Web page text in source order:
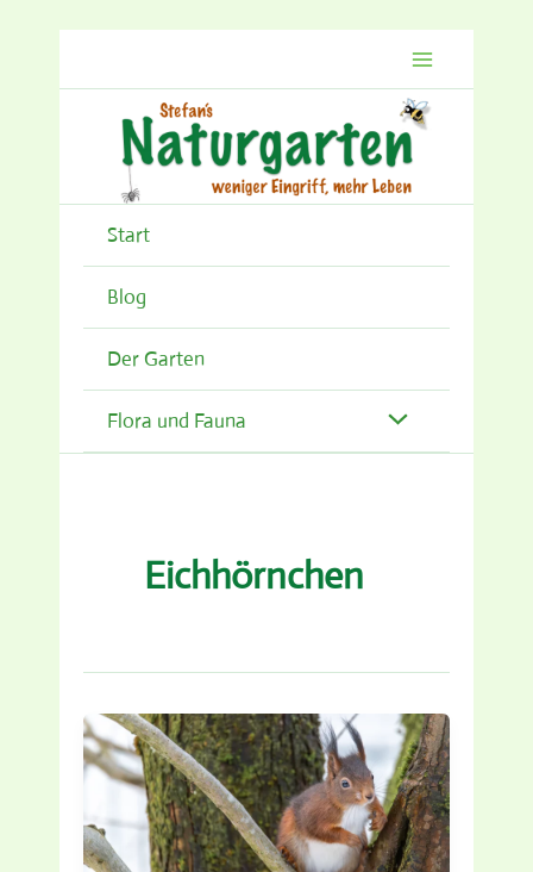
Start
Blog
Der Garten
Flora und Fauna
Eichhörnchen